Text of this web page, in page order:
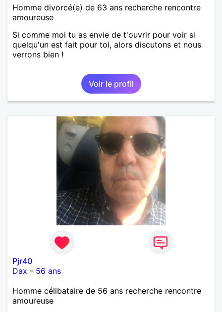
Homme divorcé(e) de 63 ans recherche rencontre
amoureuse
Si comme moi tu as envie de t'ouvrir pour voir si
quelqu'un est fait pour toi, alors discutons et nous
verrons bien !
Voir le profil
Pjr40
Dax - 56 ans
Homme célibataire de 56 ans recherche rencontre
amoureuse